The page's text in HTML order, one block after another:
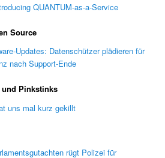
QUANTUM-as-a-Service
Source
Updates: Datenschützer plädieren für
nach Support-Ende
und Pinkstinks
uns mal kurz gekillt
rügt Polizei für